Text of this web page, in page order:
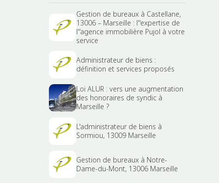
Gestion de bureaux à Castellane,
13006 – Marseille : l''expertise de
l''agence immobilière Pujol à votre
service
Administrateur de biens :
définition et services proposés
Loi ALUR : vers une augmentation
des honoraires de syndic à
Marseille ?
L'administrateur de biens à
Sormiou, 13009 Marseille
Gestion de bureaux à Notre-
Dame-du-Mont, 13006 Marseille